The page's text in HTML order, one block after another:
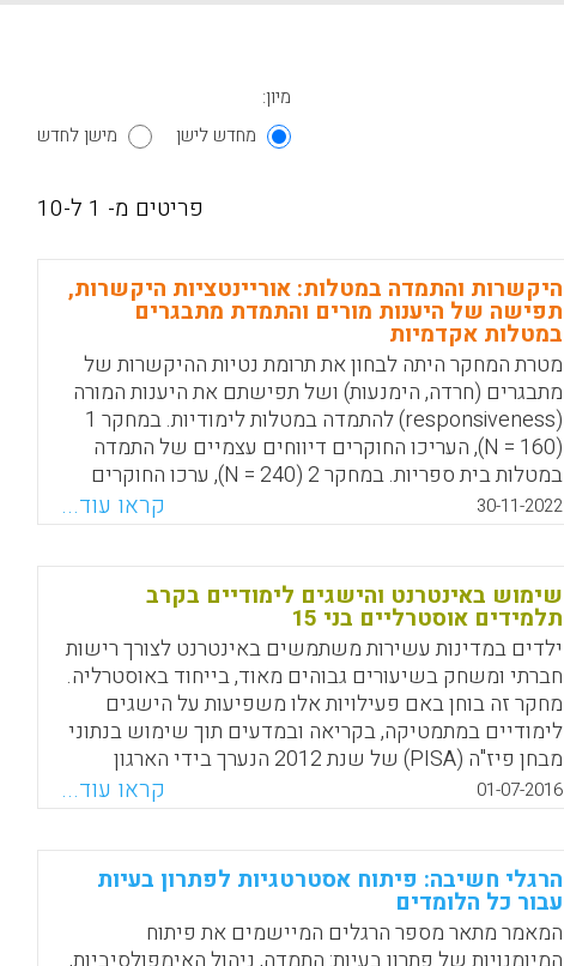
מיון:
מחדש לישן
מישן לחדש
פריטים מ- 1 ל-10
היקשרות והתמדה במטלות: אוריינטציות היקשרות,
תפישה של היענות מורים והתמדת מתבגרים
במטלות אקדמיות
מטרת המחקר היתה לבחון את תרומת נטיות ההיקשרות של
מתבגרים (חרדה, הימנעות) ושל תפישתם את היענות המורה
(responsiveness) להתמדה במטלות לימודיות. במחקר 1
(N = 160), העריכו החוקרים דיווחים עצמיים של התמדה
במטלות בית ספריות. במחקר 2 (N = 240), ערכו החוקרים
טפלול של הנוכחות הסמלית של מורה המשתתף (teacher
priming) והעריכו את מידת ההתמדה הממשית במטלה
קוגניטיבית.
WhatsApp
Facebook
Email
X
30-11-2022 קראו עוד...
שימוש באינטרנט והישגים לימודיים בקרב
תלמידים אוסטרליים בני 15
ילדים במדינות עשירות משתמשים באינטרנט לצורך רישות
חברתי ומשחק בשיעורים גבוהים מאוד, בייחוד באוסטרליה.
מחקר זה בוחן באם פעילויות אלו משפיעות על הישגים
לימודיים במתמטיקה, בקריאה ובמדעים תוך שימוש בנתוני
מבחן פיז"ה (PISA) של שנת 2012 הנערך בידי הארגון
לשיתוף פעולה ולפיתוח כלכלי (OECD). התוצאות מציעות
ששימוש ברשתות חברתיות מקוונות מפחית הישגים
לימודיים. וההיפך, משחק במשחקים מקוונים מעלה ציונים
במבחנים (Alberto Posso, 2016).
WhatsApp
Facebook
Email
X
01-07-2016 קראו עוד...
הרגלי חשיבה: פיתוח אסטרטגיות לפתרון בעיות
עבור כל הלומדים
המאמר מתאר מספר הרגלים המיישמים את פיתוח